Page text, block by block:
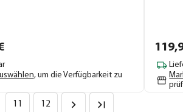
, um die Verfügbarkeit zu
119,
11 12